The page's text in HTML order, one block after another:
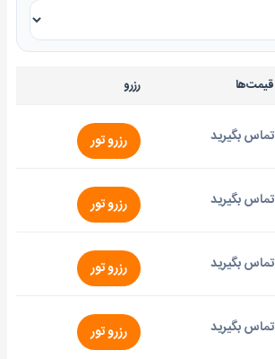
قیمت‌ها رزرو
تماس بگیرید رزرو تور
تماس بگیرید رزرو تور
تماس بگیرید رزرو تور
تماس بگیرید رزرو تور